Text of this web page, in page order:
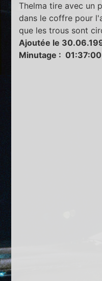
Thelma tire avec un
dans le coffre pour
que les trous sont
Ajoutée le
Minutage : 01:37:00